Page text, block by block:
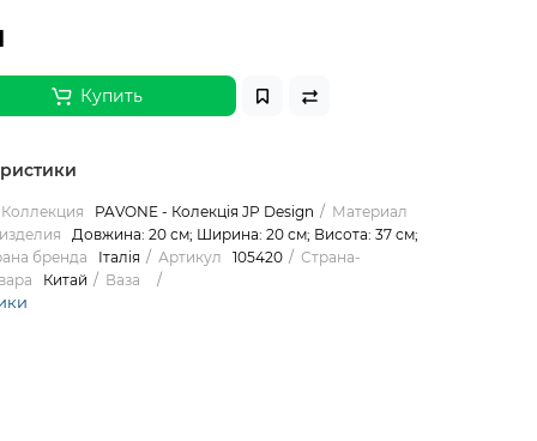
Купить
Коллекция PAVONE - Колекція JP Design
Материал
Довжина: 20 см; Ширина: 20 см; Висота: 37 см;
бренда Італія Артикул 105420
Страна-
Китай Ваза